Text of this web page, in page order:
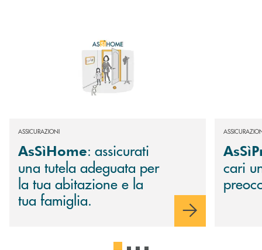
ASSICURAZIONI
AsSìHome: assicurati
una tutela adeguata per
la tua abitazione e la
tua famiglia.
cari